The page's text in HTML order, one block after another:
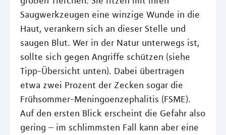
Saugwerkzeugen eine winzige Wunde in die
Haut, verankern sich an dieser Stelle und
saugen Blut. Wer in der Natur unterwegs ist,
sollte sich gegen Angriffe schützen (siehe
Tipp-Übersicht unten). Dabei übertragen
etwa zwei Prozent der Zecken sogar die
Frühsommer-Meningoenzephalitis (FSME).
Auf den ersten Blick erscheint die Gefahr also
gering – im schlimmsten Fall kann aber eine